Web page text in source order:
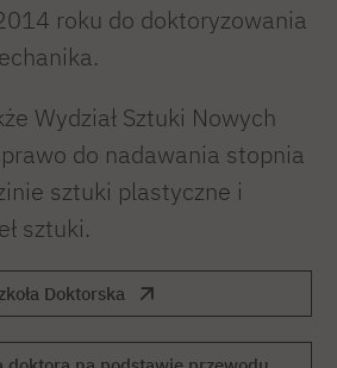
roku do doktoryzowania
Wydział Sztuki Nowych
do nadawania stopnia
sztuki plastyczne i
sztuki.
Doktorska